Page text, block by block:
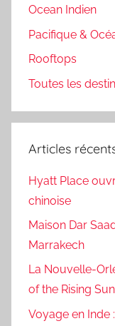
Ocean Indien
Pacifique &
Rooftops
Toutes les
Articles
Hyatt Place
chinoise
Maison Dar
Marrakech
La Nouvelle-
of the Rising Sun
Voyage en Inde